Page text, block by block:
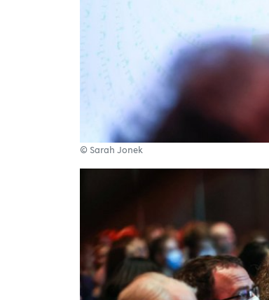
© Sarah Jonek